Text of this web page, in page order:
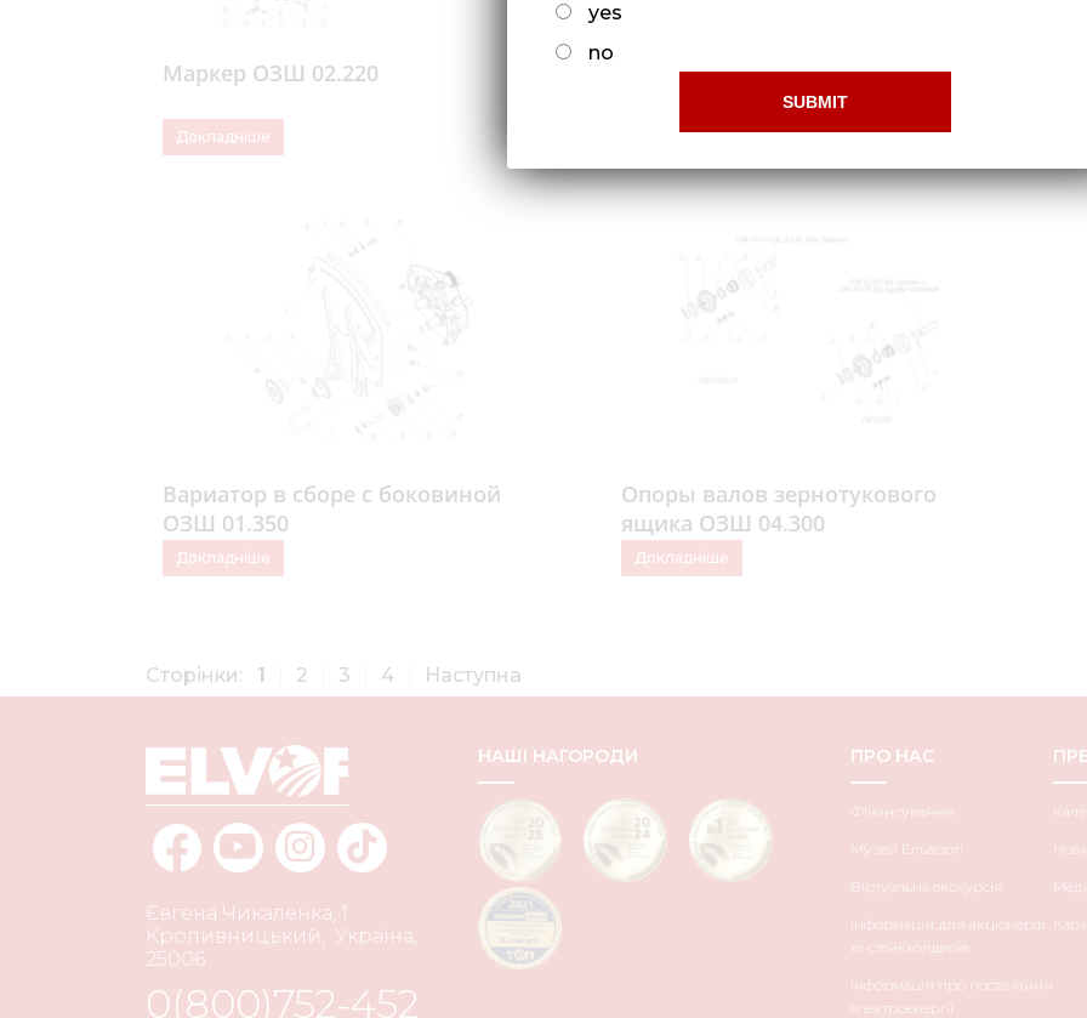
Маркер ОЗШ 02.220
Докладніше
Доски подножные ОЗШ 01.950 и
Докладніше
Вариатор в сборе с боковиной
ОЗШ 01.350
Докладніше
Опоры валов зернотукового
ящика ОЗШ 04.300
Докладніше
Сторінки: 1 2 3 4 Наступна
Євгена Чикаленка, 1
Кропивницький
Україна
25006
0(800)752-452
НАШІ НАГОРОДИ ПРО НАС
Фінансування
Музей Ельворті
Віртуальна екскурсія
Інформація для акціонерів
та стейкхолдерів
Інформація про постачання
електроенергії
yes
no